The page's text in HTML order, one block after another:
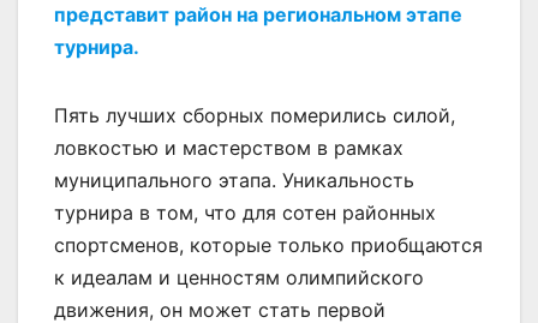
представит район на региональном этапе
турнира.
Пять лучших сборных померились силой,
ловкостью и мастерством в рамках
муниципального этапа. Уникальность
турнира в том, что для сотен районных
спортсменов, которые только приобщаются
к идеалам и ценностям олимпийского
движения, он может стать первой